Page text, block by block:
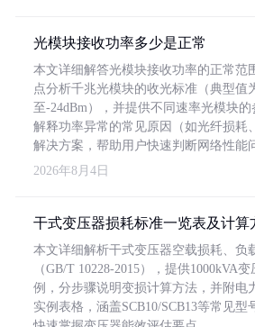
光模块接收功率多少是正常
本文详细解答光模块接收功率的正常范
点分析千兆光模块的收光标准（典型值
至-24dBm），并提供不同速率光模块
解释功率异常的常见原因（如光纤损耗
解决方案，帮助用户快速判断网络性能
2026年8月4日
干式变压器损耗标准一览表及计算
本文详细解析干式变压器空载损耗、负
（GB/T 10228-2015），提供1000kVA
例，分步骤说明变损计算方法，并附电
实例表格，涵盖SCB10/SCB13等常见型